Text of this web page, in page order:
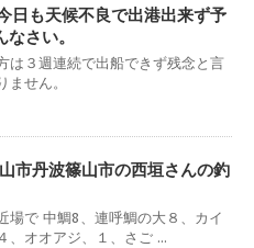
日も天候不良で出港出来ず予
さい。
は３週連続で出船できず残念と言
ません。
市丹波篠山市の西垣さんの釣
場で 中鯛8、連呼鯛の大８、カイ
、オオアジ、１、さご ...